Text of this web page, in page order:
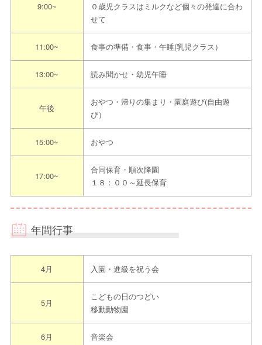
姉妹園も近くにありますので、同日に見学可
見学までの流れ
〈見学予約の際は”えんみっけ！を見た”とお伝えください〉
①希望日程を本園指定申込方法にてご連絡ください
②日程調整し見学日を決定をします
③約束のお時間に園へお越しください
9:00~
０歳児クラスはミルクなど個々の発達に合わ
せて
11:00~ 食事の準備・食事・午睡(乳児クラス）
13:00~ 読み聞かせ・幼児午睡
午後
おやつ・帰りの集まり・園庭遊び(自由遊
び）
15:00~ おやつ
17:00~
合同保育・順次降園
１８：００～延長保育
年間行事
4月 入園・進級を祝う会
5月
こどもの日のつどい
移動動物園
6月 音楽会